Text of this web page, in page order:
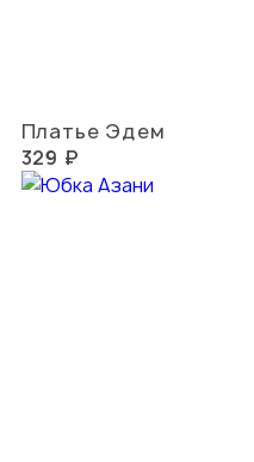
Платье Эдем
329 ₽